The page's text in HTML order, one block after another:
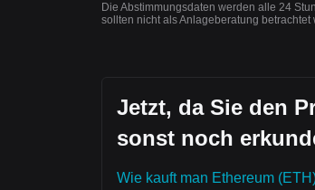
Die Abstimmungsdaten werden alle 24
sollten nicht als Anlageberatung betrachtet
Jetzt, da Sie den
sonst noch
Wie kauft man Ethereum